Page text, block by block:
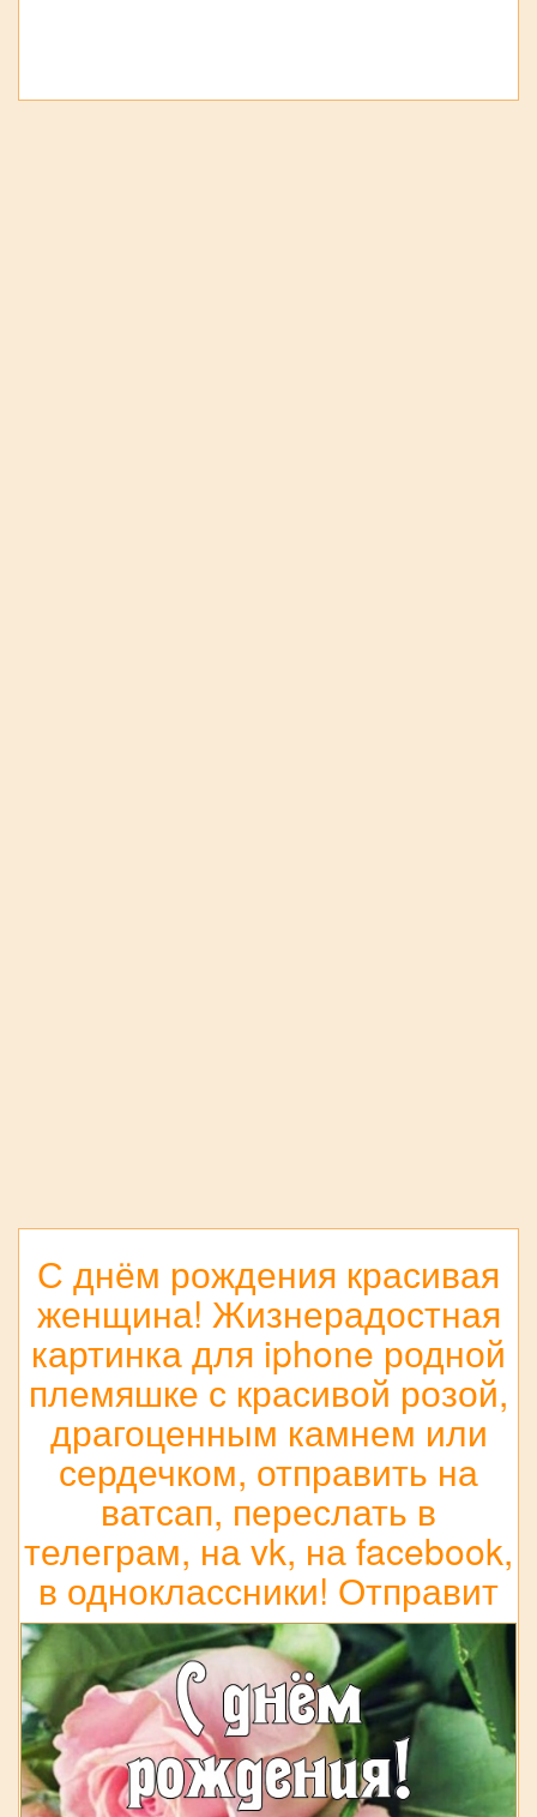
С днём рождения красивая
женщина! Жизнерадостная
картинка для iphone родной
племяшке с красивой розой,
драгоценным камнем или
сердечком, отправить на
ватсап, переслать в
телеграм, на vk, на facebook,
в одноклассники! Отправит